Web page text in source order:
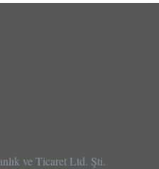
ve Ticaret Ltd. Şti.